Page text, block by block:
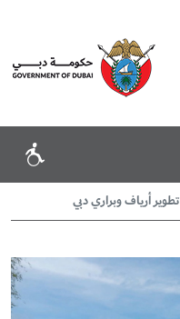
تطوير أرياف وبراري دبي